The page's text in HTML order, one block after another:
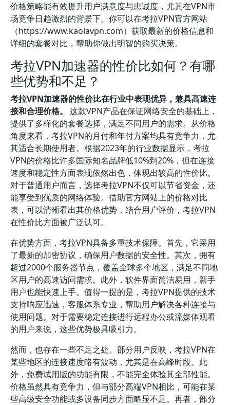
价格策略能有效提升用户满意度与忠诚度，尤其在VPN市
场竞争日趋激烈的背景下。你可以在考拉VPN官方网站
（https://www.kaolavpn.com）获取最新的价格信息和
详细的套餐对比，帮助你做出明智的购买决策。
考拉VPN加速器的性价比如何？有哪
些优势和不足？
考拉VPN加速器的性价比在行业中表现优异，兼具高速连
接和合理价格。
这款VPN产品在保证网络安全的基础上，
提供了多样化的套餐选择，满足不同用户的需求。从价格
角度来看，考拉VPN的月付和年付方案均具有竞争力，尤
其适合长期使用者。根据2023年的行业数据显示，考拉
VPN的价格比许多国际知名品牌低10%到20%，但在连接
速度和稳定性方面表现依然出色，体现出较高的性价比。
对于普通用户而言，选择考拉VPN不仅可以节省资金，还
能享受到优质的网络体验。借助官方网站上的价格对比
表，可以清晰看出其价格优势，结合用户评价，考拉VPN
在性价比方面被广泛认可。
在优势方面，考拉VPN具备多重技术保障。首先，它采用
了最新的加密协议，确保用户数据的安全性。其次，拥有
超过2000个服务器节点，覆盖全球多个地区，满足不同地
区用户的高速访问需求。此外，软件界面简洁易用，新手
用户也能快速上手。值得一提的是，考拉VPN提供的技术
支持响应迅速，客服体系专业，帮助用户解决各种连接与
使用问题。对于需要稳定连接进行远程办公或流媒体观看
的用户来说，这些优势极具吸引力。
然而，也存在一些不足之处。部分用户反映，考拉VPN在
某些地区的连接速度略有波动，尤其是在高峰时段。此
外，免费试用版的功能有限，不能完全体验其全部性能。
价格虽然具有竞争力，但与部分高端VPN相比，可能在某
些高级安全功能或多设备同步方面略显不足。再者，部分